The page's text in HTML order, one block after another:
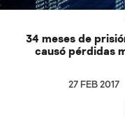
34 meses de
causó pérdidas
27 FEB 2017